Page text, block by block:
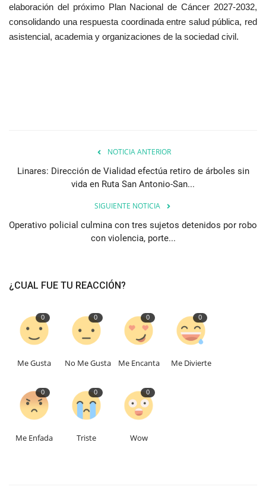
elaboración del próximo Plan Nacional de Cáncer 2027-2032,
consolidando una respuesta coordinada entre salud pública, red
asistencial, academia y organizaciones de la sociedad civil.
NOTICIA ANTERIOR
Linares: Dirección de Vialidad efectúa retiro de árboles sin
vida en Ruta San Antonio-San...
SIGUIENTE NOTICIA
Operativo policial culmina con tres sujetos detenidos por robo
con violencia, porte...
¿CUAL FUE TU REACCIÓN?
0
Me Gusta
0
No Me Gusta
0
Me Encanta
0
Me Divierte
0
Me Enfada
0
Triste
0
Wow